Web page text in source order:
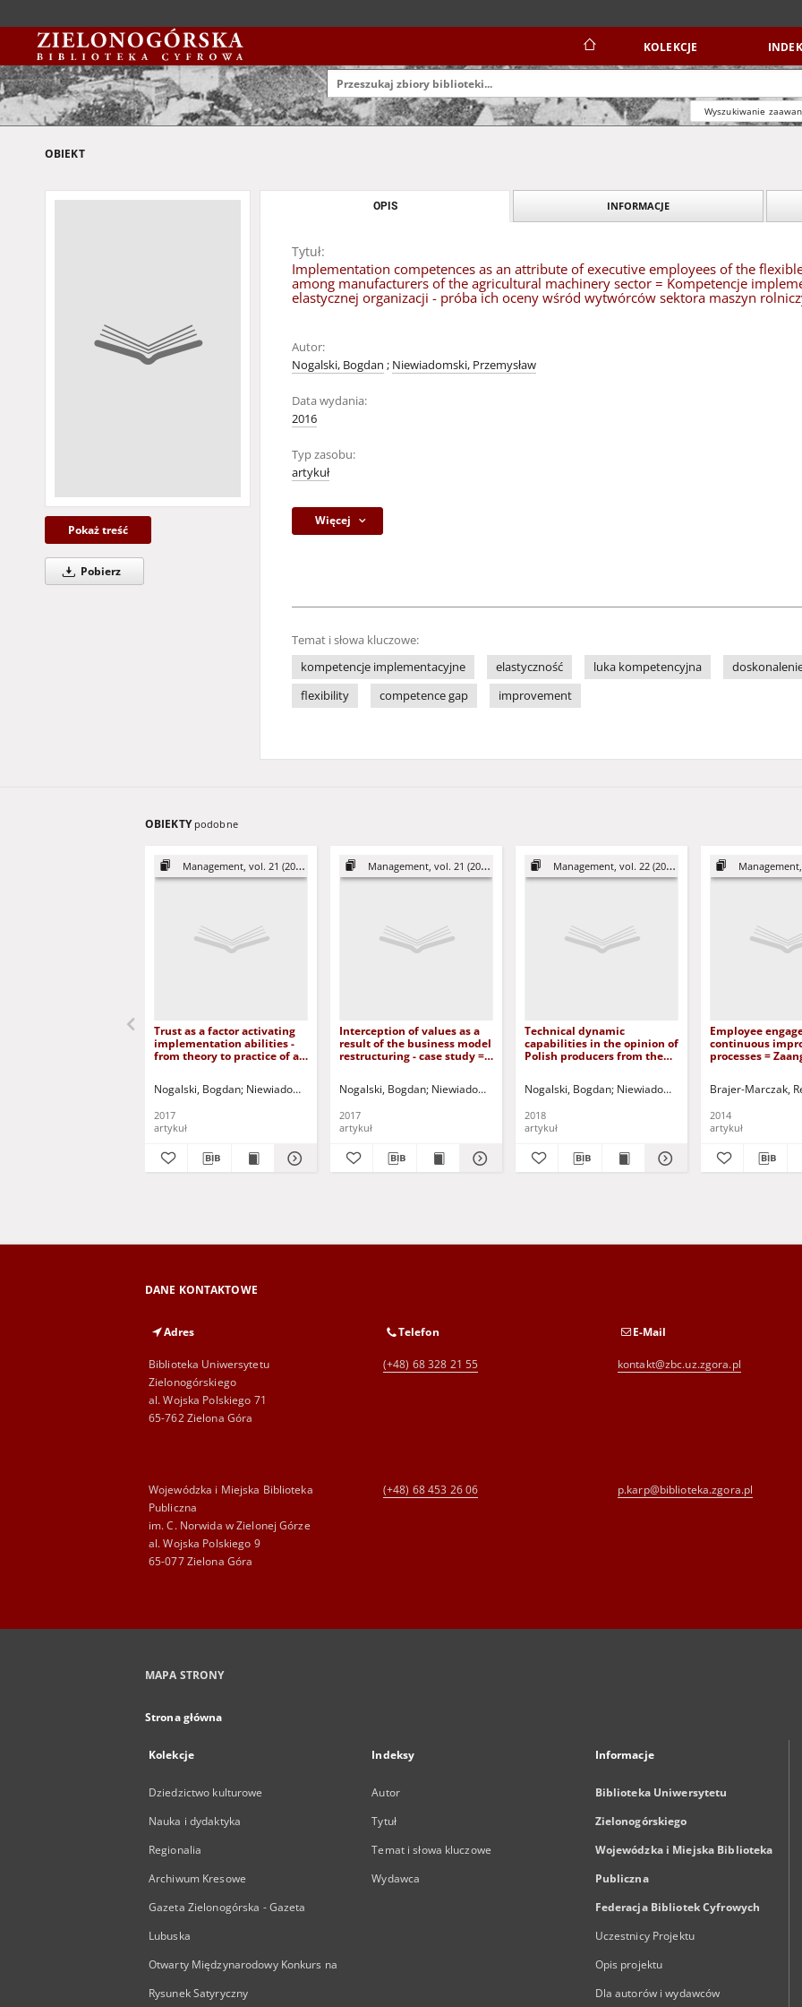
KOLEKCJE
Wyszukiwanie
OBIEKT
Pokaż treść
Pobierz
OPIS INFORMACJE
Tytuł:
Implementation competences as an attribute of executive employees of the
among manufacturers of the agricultural machinery sector = Kompetencje
elastycznej organizacji - próba ich oceny wśród wytwórców sektora maszyn
Autor:
Nogalski, Bogdan ; Niewiadomski, Przemysław
Data wydania:
2016
Typ zasobu:
artykuł
Więcej
Temat i słowa kluczowe:
kompetencje implementacyjne
elastyczność luka kompetencyjna
flexibility
competence gap improvement
OBIEKTY podobne
Management, vol. 21 (2017)
Trust as a factor activating
implementation abilities -
from theory to practice of a
zdolności implementacyjne -
elastycznego
przedsiębiorstwa
Nogalski, Bogdan Niewiadomski, Przemysław Moczulska, Marta - red. Preston, Peter- red. jęz. Stankiewicz, Janina - red. nacz.
2017
artykuł
Management, vol. 21 (2017)
Interception of values as a
result of the business model
restructuring - case study =
modelu biznesowego -
Nogalski, Bogdan Niewiadomski, Przemysław Moczulska, Marta - red. Preston, Peter- red.
2017
artykuł
Management, vol. 22 (2018)
Technical dynamic
capabilities in the opinion of
Polish producers from the
dynamiczne w opinii
maszyn rolniczych
Nogalski, Bogdan Niewiadomski, Przemysław Szpitter,
2018
artykuł
Management,
Employee
continuous
processes =
Brajer-Marczak,
2014
artykuł
DANE KONTAKTOWE
Adres
Biblioteka Uniwersytetu
Zielonogórskiego
al. Wojska Polskiego 71
65-762 Zielona Góra
Telefon
(+48) 68 328 21 55
E-Mail
kontakt@zbc.uz.zgora.pl
Wojewódzka i Miejska Biblioteka
Publiczna
im. C. Norwida w Zielonej Górze
al. Wojska Polskiego 9
65-077 Zielona Góra
(+48) 68 453 26 06 p.karp@biblioteka.zgora.pl
MAPA STRONY
Strona główna
Kolekcje
Dziedzictwo kulturowe
Nauka i dydaktyka
Regionalia
Archiwum Kresowe
Gazeta Zielonogórska - Gazeta
Lubuska
Otwarty Międzynarodowy Konkurs na
Rysunek Satyryczny
Indeksy
Autor
Tytuł
Temat i słowa kluczowe
Wydawca
Informacje
Biblioteka Uniwersytetu
Zielonogórskiego
Wojewódzka i Miejska Biblioteka
Publiczna
Federacja Bibliotek Cyfrowych
Uczestnicy Projektu
Opis projektu
Dla autorów i wydawców